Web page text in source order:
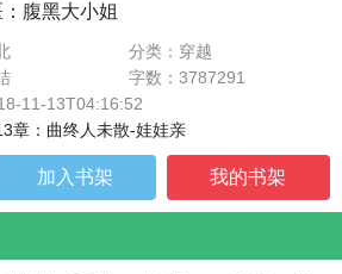
腹黑大小姐
分类：穿越
字数：3787291
11-13T04:16:52
章：曲终人未散-娃娃亲
加入书架 我的书架